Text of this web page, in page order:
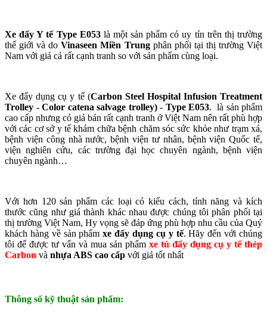
Xe đẩy Y tế Type E053là một sản phẩm có uy tín trên thị trường
thế giới và doVinaseen Miền Trungphân phối tại thị trường Việt
Nam với giá cả rất cạnh tranh so với sản phẩm cùng loại.
Xe đẩy dụng cụ y tế (Carbon Steel Hospital Infusion Treatment
Trolley - Color catena salvage trolley)- Type E053. là sản phẩm
cao cấp nhưng có giá bán rất cạnh tranh ở Việt Nam nên rất phù hợp
với các cơ sở y tế khám chữa bệnh chăm sóc sức khỏe như trạm xá,
bệnh viện công nhà nước, bệnh viện tư nhân, bệnh viện Quốc tế,
viện nghiên cứu, các trường đại học chuyên ngành, bệnh viện
chuyên ngành…
Với hơn 120 sản phẩm các loại có kiểu cách, tính năng và kích
thước cũng như giá thành khác nhau được chúng tôi phân phối tại
thị trường Việt Nam, Hy vọng sẽ đáp ứng phù hợp nhu cầu của Quý
khách hàng về sản phẩmxe đẩy dụng cụ y tế. Hãy đến với chúng
tôi để được tư vấn và mua sản phẩm xe tủ đẩy dụng cụ y tế thép
Carbon và nhựa ABS cao cấp với giá tốt nhất
Thông số kỹ thuật sản phẩm: